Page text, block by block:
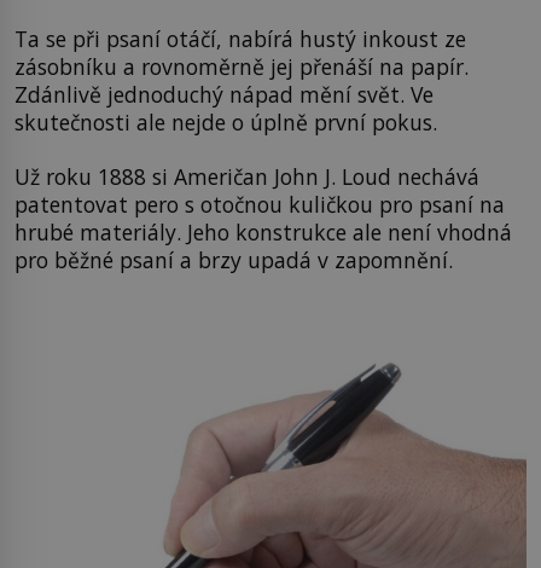
Ta se při psaní otáčí, nabírá hustý inkoust ze
zásobníku a rovnoměrně jej přenáší na papír.
Zdánlivě jednoduchý nápad mění svět. Ve
skutečnosti ale nejde o úplně první pokus.
Už roku 1888 si Američan John J. Loud nechává
patentovat pero s otočnou kuličkou pro psaní na
hrubé materiály. Jeho konstrukce ale není vhodná
pro běžné psaní a brzy upadá v zapomnění.